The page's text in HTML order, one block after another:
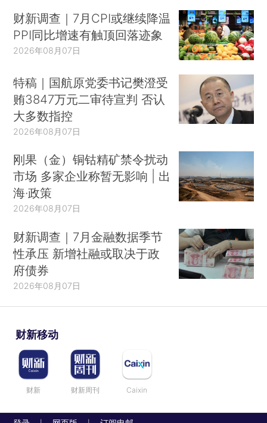
财新调查｜7月CPI或继续降温
PPI同比增速有触顶回落迹象
2026年08月07日
特稿｜国航原党委书记樊澄受
贿3847万元二审待宣判 否认
大多数指控
2026年08月07日
刚果（金）铜钴精矿禁令扰动
市场 多家企业称暂无影响 | 出
海·政策
2026年08月07日
财新调查｜7月金融数据季节
性承压 新增社融或取决于政
府债券
2026年08月07日
财新移动
财新 财新周刊 Caixin